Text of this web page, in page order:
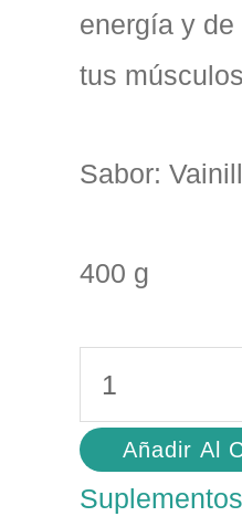
energía y de
tus
Sabor:
400 g
Añadir Al